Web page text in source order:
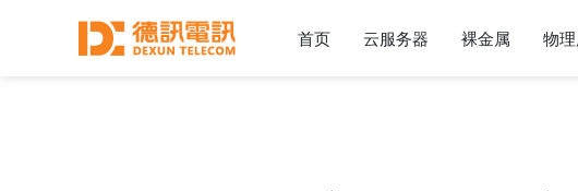
首页 云服务器 裸金属 物